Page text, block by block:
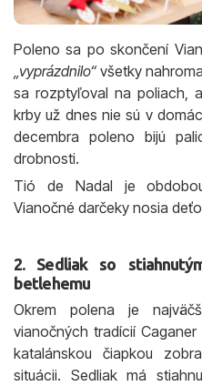
Poleno sa po skončení
„vyprázdnilo“ všetky
sa rozptyľoval na poliach,
krby už dnes nie sú v
decembra poleno bijú
drobnosti.
Tió de Nadal je
Vianočné darčeky nosia
2. Sedliak so
betlehemu
Okrem polena je
vianočných tradícií
katalánskou čiapkou
situácii. Sedliak má